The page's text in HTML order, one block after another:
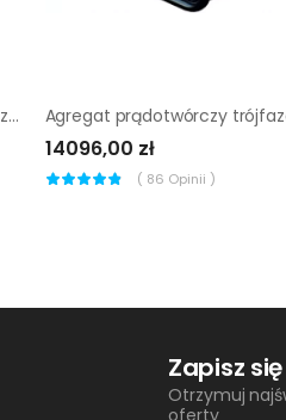
Agregat prądotwórczy jednofazowy Pramac S8000 AVR
14096,00 zł
( 86 Opinii )
Zapisz
Otrzymuj
oferty